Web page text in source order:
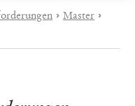
› Master ›